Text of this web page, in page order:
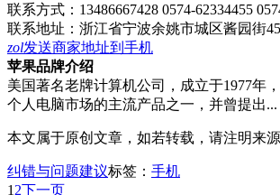
联系方式： 13486667428 0574-62334455
联系地址： 浙江省宁波余姚市城区酱园街
zol发送商家地址到手机
苹果品牌介绍
美国著名老牌计算机公司，成立于1977年
个人电脑市场的主流产品之一，并曾提出...
本文属于原创文章，如若转载，请注明来源
纠错与问题建议标签： 手机
1 2下一页